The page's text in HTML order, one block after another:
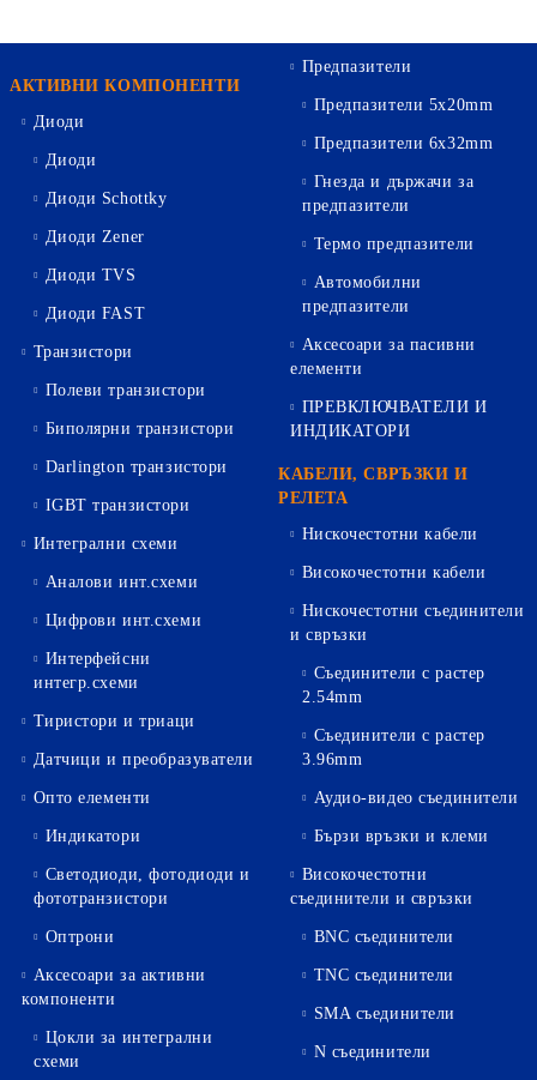
АКТИВНИ КОМПОНЕНТИ
Диоди
Диоди
Диоди Schottky
Диоди Zener
Диоди TVS
Диоди FAST
Транзистори
Полеви транзистори
Биполярни транзистори
Darlington транзистори
IGBT транзистори
Интегрални схеми
Аналови инт.схеми
Цифрови инт.схеми
Интерфейсни
интегр.схеми
Тиристори и триаци
Датчици и преобразуватели
Опто елементи
Индикатори
Светодиоди, фотодиоди и
фототранзистори
Оптрони
Аксесоари за активни
компоненти
Цокли за интегрални
схеми
Предпазители
Предпазители 5х20mm
Предпазители 6х32mm
Гнезда и държачи за
предпазители
Термо предпазители
Автомобилни
предпазители
Аксесоари за пасивни
елементи
ПРЕВКЛЮЧВАТЕЛИ И
ИНДИКАТОРИ
КАБЕЛИ, СВРЪЗКИ И
РЕЛЕТА
Нискочестотни кабели
Високочестотни кабели
Нискочестотни съединители
и свръзки
Съединители с растер
2.54mm
Съединители с растер
3.96mm
Аудио-видео съединители
Бързи връзки и клеми
Високочестотни
съединители и свръзки
BNC съединители
TNC съединители
SMA съединители
N съединители